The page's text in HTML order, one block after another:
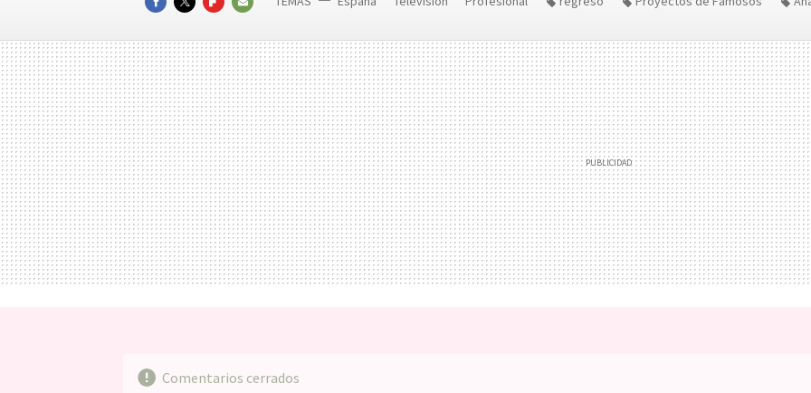
MAIL
Comentarios cerrados